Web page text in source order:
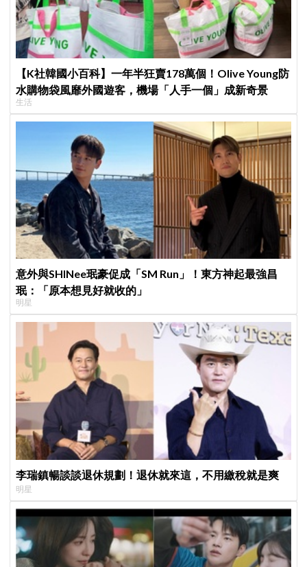
【K社韓國小百科】一年半狂賣178萬個！Olive Young防
水購物袋風靡外國遊客，機場「人手一個」成新奇景
生活
意外與SHINee珉豪促成「SM Run」！東方神起最強昌
珉：「原本想見好就收的」
明星
李瑞鎮暢談談退休規劃！退休就來這，不用繳稅就是爽
明星